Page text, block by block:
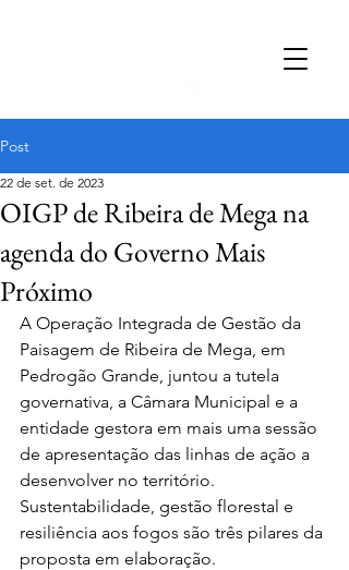
Post
OIGP de Ribeira de Mega na
agenda do Governo Mais
Próximo
22 de set. de 2023
A Operação Integrada de Gestão da
Paisagem de Ribeira de Mega, em
Pedrogão Grande, juntou a tutela
governativa, a Câmara Municipal e a
entidade gestora em mais uma sessão
de apresentação das linhas de ação a
desenvolver no território.
Sustentabilidade, gestão florestal e
resiliência aos fogos são três pilares da
proposta em elaboração.